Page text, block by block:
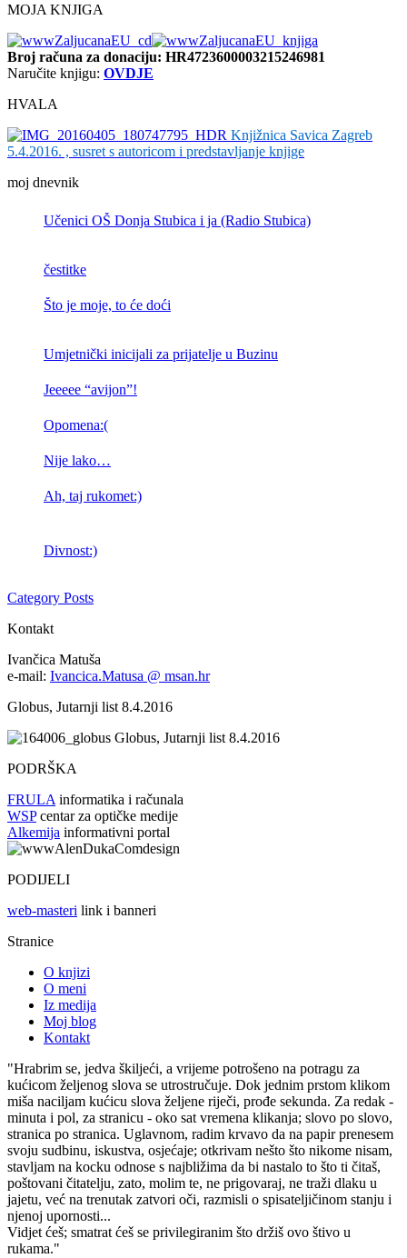
MOJA KNJIGA
Broj računa za donaciju: HR4723600003215246981
Naručite knjigu: OVDJE
HVALA
Knjižnica Savica Zagreb
5.4.2016. , susret s autoricom i predstavljanje knjige
moj dnevnik
Učenici OŠ Donja Stubica i ja (Radio Stubica)
čestitke
Što je moje, to će doći
Umjetnički inicijali za prijatelje u Buzinu
Jeeeee “avijon”!
Opomena:(
Nije lako…
Ah, taj rukomet:)
Divnost:)
Category Posts
Kontakt
Ivančica Matuša
e-mail: Ivancica.Matusa @ msan.hr
Globus, Jutarnji list 8.4.2016
Globus, Jutarnji list 8.4.2016
PODRŠKA
FRULA informatika i računala
WSPcentar za optičke medije
Alkemija informativni portal
PODIJELI
web-masteri link i banneri
Stranice
O knjizi
O meni
Iz medija
Moj blog
Kontakt
"Hrabrim se, jedva škiljeći, a vrijeme potrošeno na potragu za
kućicom željenog slova se utrostručuje. Dok jednim prstom klikom
miša naciljam kućicu slova željene riječi, prođe sekunda. Za redak -
minuta i pol, za stranicu - oko sat vremena klikanja; slovo po slovo,
stranica po stranica. Uglavnom, radim krvavo da na papir prenesem
svoju sudbinu, iskustva, osjećaje; otkrivam nešto što nikome nisam,
stavljam na kocku odnose s najbližima da bi nastalo to što ti čitaš,
poštovani čitatelju, zato, molim te, ne prigovaraj, ne traži dlaku u
jajetu, već na trenutak zatvori oči, razmisli o spisateljičinom stanju i
njenoj upornosti...
Vidjet ćeš; smatrat ćeš se privilegiranim što držiš ovo štivo u
rukama."